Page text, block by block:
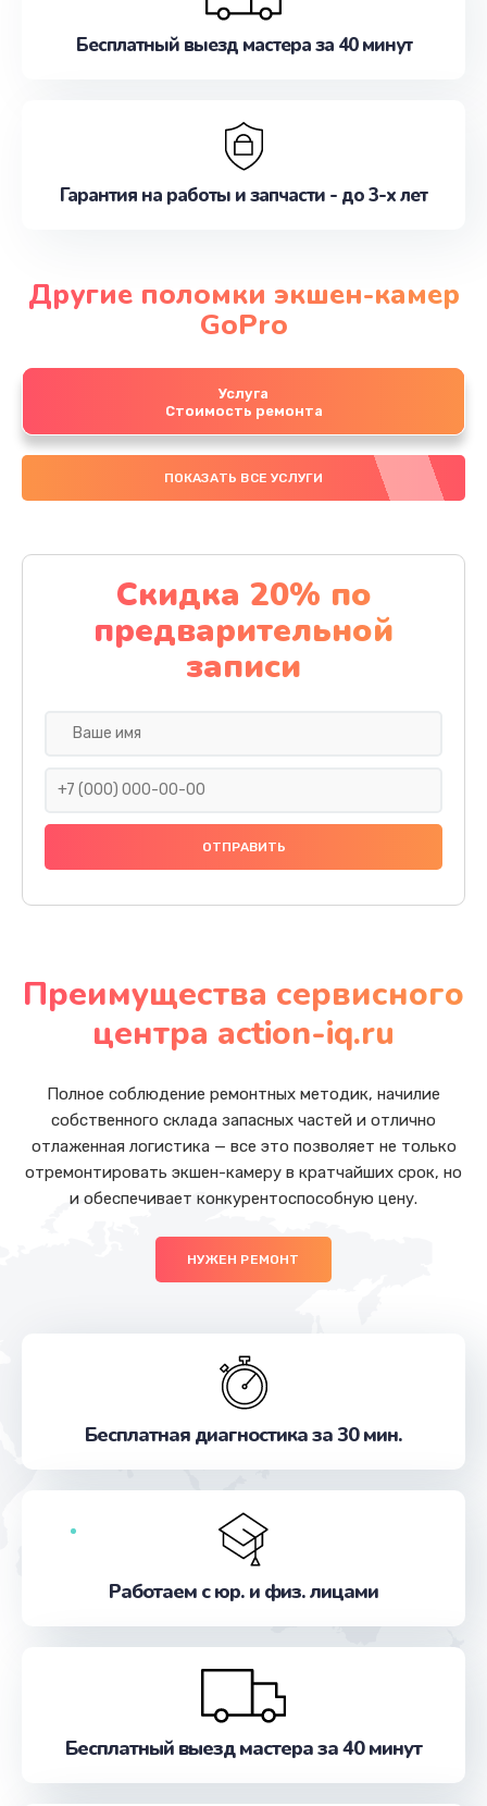
Бесплатный выезд мастера за 40 минут
Гарантия на работы и запчасти - до 3-х лет
Другие поломки экшен-камер
GoPro
Услуга
Стоимость ремонта
ПОКАЗАТЬ ВСЕ УСЛУГИ
Скидка 20% по
предварительной
записи
Преимущества сервисного
центра action-iq.ru
Полное соблюдение ремонтных методик, начилие
собственного склада запасных частей и отлично
отлаженная логистика — все это позволяет не только
отремонтировать экшен-камеру в кратчайших срок, но
и обеспечивает конкурентоспособную цену.
НУЖЕН РЕМОНТ
Бесплатная диагностика за 30 мин.
Работаем с юр. и физ. лицами
Бесплатный выезд мастера за 40 минут